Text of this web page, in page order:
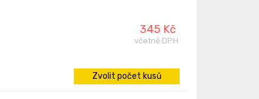
345 Kč
včetně DPH
Zvolit počet kusů